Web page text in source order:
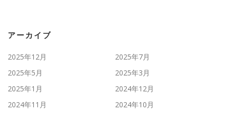
アーカイブ
2025年12月
2025年7月
2025年5月
2025年3月
2025年1月
2024年12月
2024年11月
2024年10月